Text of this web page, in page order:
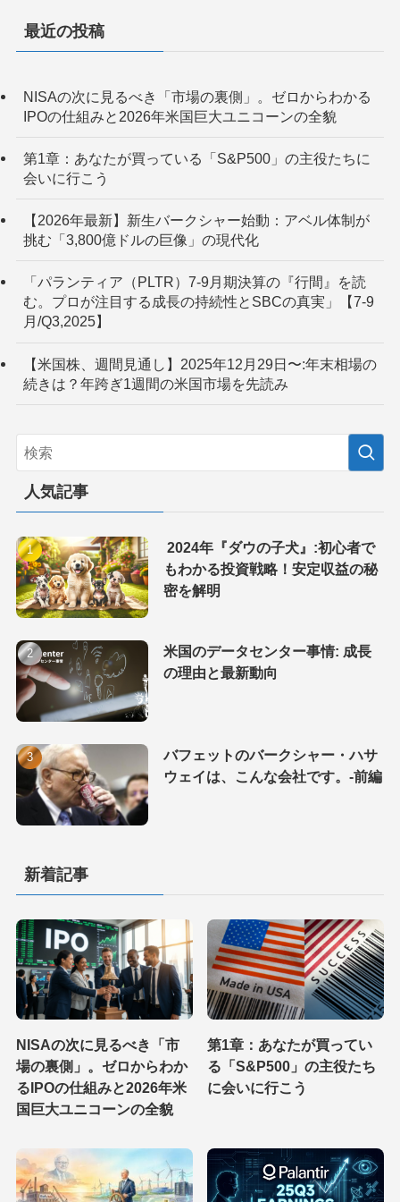
最近の投稿
NISAの次に見るべき「市場の裏側」。ゼロからわかる
IPOの仕組みと2026年米国巨大ユニコーンの全貌
第1章：あなたが買っている「S&P500」の主役たちに
会いに行こう
【2026年最新】新生バークシャー始動：アベル体制が
挑む「3,800億ドルの巨像」の現代化
「パランティア（PLTR）7-9月期決算の『行間』を読
む。プロが注目する成長の持続性とSBCの真実」【7-9
月/Q3,2025】
【米国株、週間見通し】2025年12月29日〜:年末相場の
続きは？年跨ぎ1週間の米国市場を先読み
人気記事
2024年『ダウの子犬』:初心者で
もわかる投資戦略！安定収益の秘
密を解明
米国のデータセンター事情: 成長
の理由と最新動向
バフェットのバークシャー・ハサ
ウェイは、こんな会社です。-前編
新着記事
NISAの次に見るべき「市
場の裏側」。ゼロからわか
るIPOの仕組みと2026年米
国巨大ユニコーンの全貌
第1章：あなたが買ってい
る「S&P500」の主役たち
に会いに行こう